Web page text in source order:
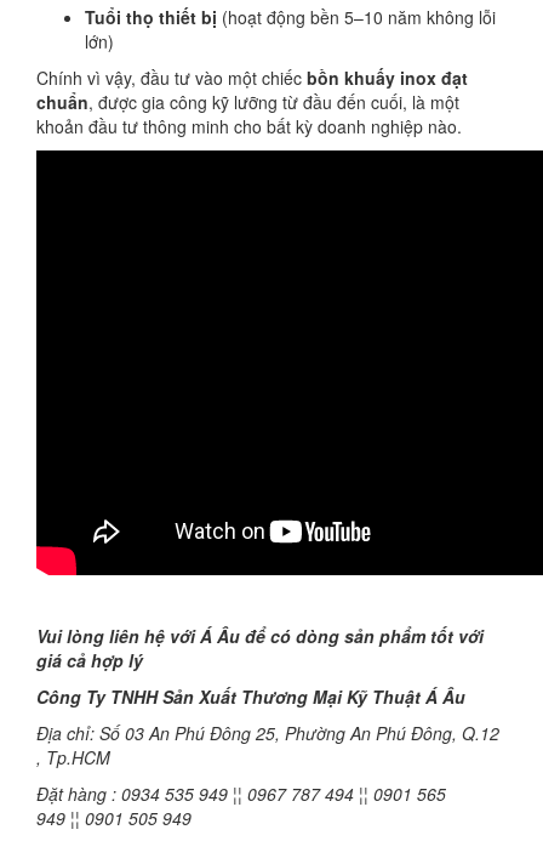
Tuổi thọ thiết bị (hoạt động bền 5–10 năm không lỗi
lớn)
Chính vì vậy, đầu tư vào một chiếc bồn khuấy inox đạt
chuẩn, được gia công kỹ lưỡng từ đầu đến cuối, là một
khoản đầu tư thông minh cho bất kỳ doanh nghiệp nào.
Vui lòng liên hệ với Á Âu để có dòng sản phẩm tốt với
giá cả hợp lý
Công Ty TNHH Sản Xuất Thương Mại Kỹ Thuật Á Âu
Địa chỉ: Số 03 An Phú Đông 25, Phường An Phú Đông, Q.12
, Tp.HCM
Đặt hàng : 0934 535 949 ¦¦ 0967 787 494 ¦¦ 0901 565
949 ¦¦ 0901 505 949